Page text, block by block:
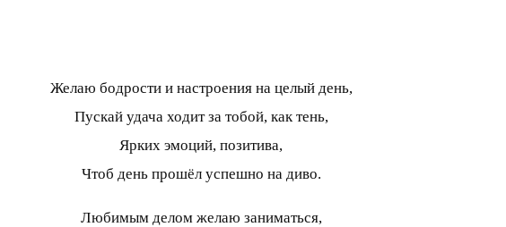
Желаю бодрости и настроения на целый день,
Пускай удача ходит за тобой, как тень,
Ярких эмоций, позитива,
Чтоб день прошёл успешно на диво.
Любимым делом желаю заниматься,